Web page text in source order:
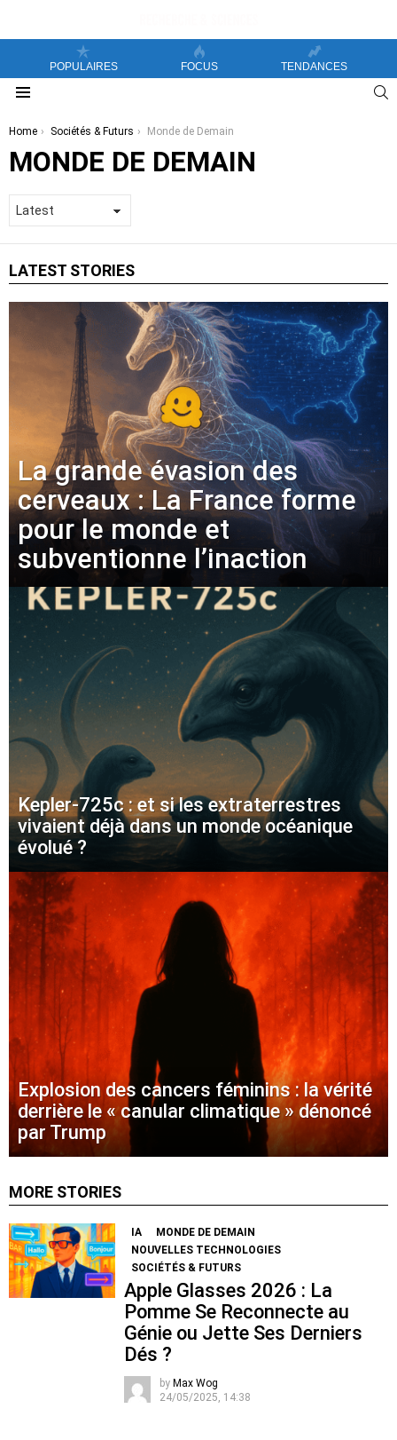
POPULAIRES FOCUS TENDANCES
You are here:
Home Sociétés & Futurs Monde de Demain
MONDE DE DEMAIN
LATEST STORIES
La grande évasion des
cerveaux : La France forme
pour le monde et
subventionne l’inaction
Kepler-725c : et si les extraterrestres
vivaient déjà dans un monde océanique
évolué ?
Explosion des cancers féminins : la vérité
derrière le « canular climatique » dénoncé
par Trump
MORE STORIES
IA
MONDE DE DEMAIN
NOUVELLES TECHNOLOGIES
SOCIÉTÉS & FUTURS
Apple Glasses 2026 : La
Pomme Se Reconnecte au
Génie ou Jette Ses Derniers
Dés ?
by Max Wog
24/05/2025, 14:38